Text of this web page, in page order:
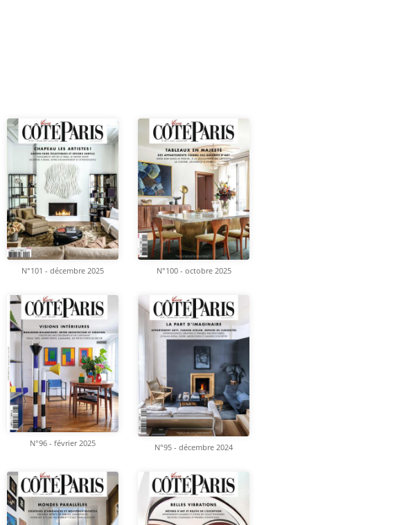
N°101 - décembre 2025 N°100 - octobre 2025
N°96 - février 2025 N°95 - décembre 2024